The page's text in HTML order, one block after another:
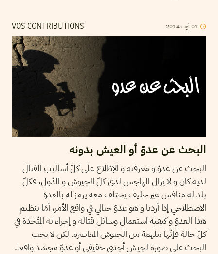
VOS CONTRIBUTIONS 01أوت2014
البحث عن عدوّ أو العيش بدونه
البحث عن عدوّ و معرفته و الإطّلاع على كلّ أساليب القتال
لديه كان و لا يزال الهاجس لدى كلّ الجيوش و الدّول، فكلّ
بلد له منافس غير حليف يختلف معه يرمز له بالعدوّ
الاصطلاحي إذا أردنا و هو عدوّ خيالي في واقع الأمر، أمّا تنظيم
هذا العدوّ و كيفية استعمال وسائل قتاله و إجراءاته المتّخذة في
كلّ حالة فإنّها ملهمة من الجيوش المعاصرة. لكن لا يجب
البحث على صورة لجيش أجنبي حقيقي أو عدوّ مجسّد واقعا.